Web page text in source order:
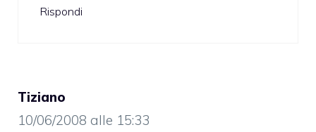
Rispondi
Tiziano
10/06/2008 alle 15:33